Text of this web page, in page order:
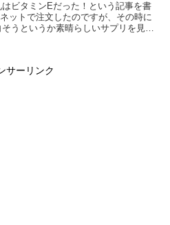
ビタミンEだった！という記事を書
ットで注文したのですが、その時に
うというか素晴らしいサプリを見つ
サーリンク